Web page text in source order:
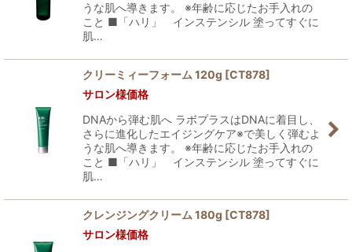
うな肌へ導きます。 ※年齢に応じたお手入れの
こと ■「ハリ」 インステンシル 塗ってすぐに
肌…
クリーミィーフォーム 120g [CT878]
サロン様価格
DNAから弾む肌へ ラボプラスはDNAに着目し、
さらに進化したエイジングケア※で美しく弾むよ
うな肌へ導きます。 ※年齢に応じたお手入れの
こと ■「ハリ」 インステンシル 塗ってすぐに
肌…
クレンジングクリーム 180g [CT878]
サロン様価格